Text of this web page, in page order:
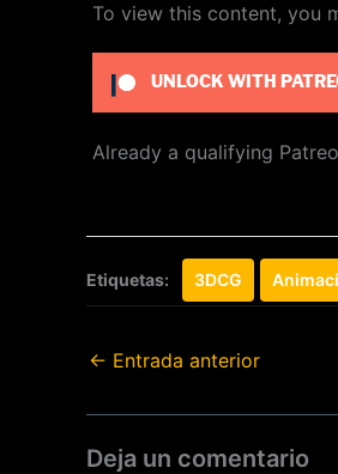
To view this content, you
UNLOCK WITH
Already a qualifying
Etiquetas: 3DCG
← Entrada anterior
Deja un comentario